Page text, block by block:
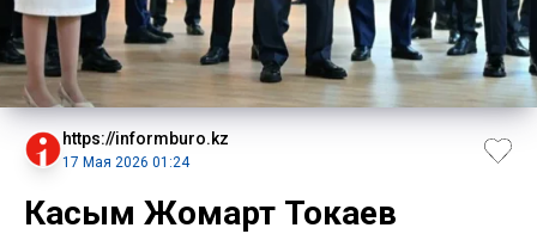
https://informburo.kz
17 Мая 2026 01:24
Касым Жомарт Токаев